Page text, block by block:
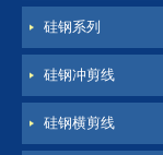
硅钢系列
硅钢冲剪线
硅钢横剪线